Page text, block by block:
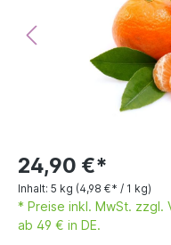
24,90 €*
Inhalt: 5 kg (4,98 €* / 1 kg)
* Preise inkl. MwSt. zzgl.
ab 49 € in DE.